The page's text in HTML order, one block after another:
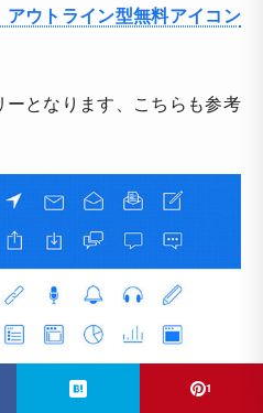
ウトライン型無料アイコン
となります、こちらも参考
1